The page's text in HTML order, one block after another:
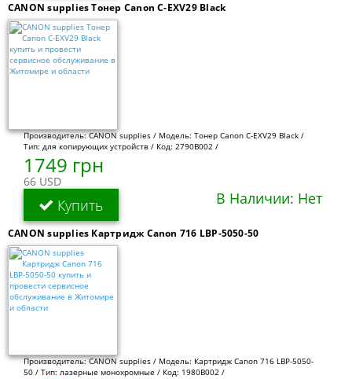
CANON supplies Тонер Canon C-EXV29 Black
Производитель: CANON supplies / Модель: Тонер Canon C-EXV29 Black /
Тип: для копирующих устройств / Код: 2790B002 /
1749 грн
66 USD
Купить В Наличии: Нет
CANON supplies Картридж Canon 716 LBP-5050-50
Производитель: CANON supplies / Модель: Картридж Canon 716 LBP-5050-
50 / Тип: лазерные монохромные / Код: 1980B002 /